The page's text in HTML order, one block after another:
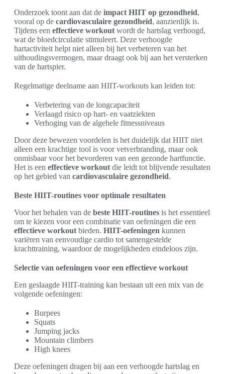
Onderzoek toont aan dat de impact HIIT op gezondheid,
vooral op de cardiovasculaire gezondheid, aanzienlijk is.
Tijdens een effectieve workout wordt de hartslag verhoogd,
wat de bloedcirculatie stimuleert. Deze verhoogde
hartactiviteit helpt niet alleen bij het verbeteren van het
uithoudingsvermogen, maar draagt ook bij aan het versterken
van de hartspier.
Regelmatige deelname aan HIIT-workouts kan leiden tot:
Verbetering van de longcapaciteit
Verlaagd risico op hart- en vaatziekten
Verhoging van de algehele fitnessniveaus
Door deze bewezen voordelen is het duidelijk dat HIIT niet
alleen een krachtige tool is voor vetverbranding, maar ook
onmisbaar voor het bevorderen van een gezonde hartfunctie.
Het is een effectieve workout die leidt tot blijvende resultaten
op het gebied van cardiovasculaire gezondheid.
Beste HIIT-routines voor optimale resultaten
Voor het behalen van de beste HIIT-routines is het essentieel
om te kiezen voor een combinatie van oefeningen die een
effectieve workout bieden. HIIT-oefeningen kunnen
variëren van eenvoudige cardio tot samengestelde
krachttraining, waardoor de mogelijkheden eindeloos zijn.
Selectie van oefeningen voor een effectieve workout
Een geslaagde HIIT-training kan bestaan uit een mix van de
volgende oefeningen:
Burpees
Squats
Jumping jacks
Mountain climbers
High knees
Deze oefeningen dragen bij aan een verhoogde hartslag en